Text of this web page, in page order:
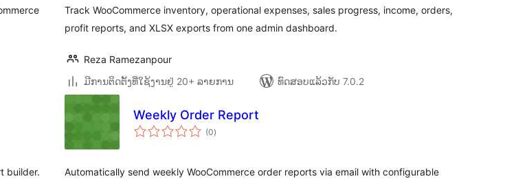
Track WooCommerce inventory, operational expenses, sales progress, income, orders,
profit reports, and XLSX exports from one admin dashboard.
Reza Ramezanpour
ມີການຕິດຕັ້ງທີ່ໃຊ້ງານຢູ່ 20+ ລາຍການ
ທົດສອບແລ້ວກັບ 7.0.2
builder.
Weekly Order Report
(0ຄະແນນ
ທັງໝົດ
)
Automatically send weekly WooCommerce order reports via email with configurable